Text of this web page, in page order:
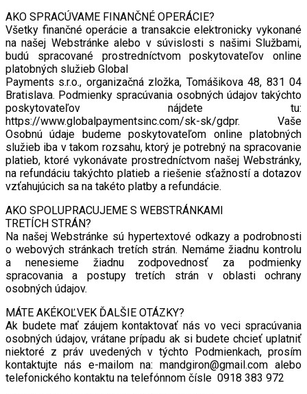
AKO SPRACÚVAME FINANČNÉ OPERÁCIE?
Všetky finančné operácie a transakcie elektronicky vykonané
na našej Webstránke alebo v súvislosti s našimi Službami,
budú spracované prostredníctvom poskytovateľov online
platobných služieb Global
Payments s.r.o., organizačná zložka, Tomášikova 48, 831 04
Bratislava. Podmienky spracúvania osobných údajov takýchto
poskytovateľov nájdete tu:
https://www.globalpaymentsinc.com/sk-sk/gdpr. Vaše
Osobnú údaje budeme poskytovateľom online platobných
služieb iba v takom rozsahu, ktorý je potrebný na spracovanie
platieb, ktoré vykonávate prostredníctvom našej Webstránky,
na refundáciu takýchto platieb a riešenie sťažností a dotazov
vzťahujúcich sa na takéto platby a refundácie.
AKO SPOLUPRACUJEME S WEBSTRÁNKAMI
TRETÍCH STRÁN?
Na našej Webstránke sú hypertextové odkazy a podrobnosti
o webových stránkach tretích strán. Nemáme žiadnu kontrolu
a nenesieme žiadnu zodpovednosť za podmienky
spracovania a postupy tretích strán v oblasti ochrany
osobných údajov.
MÁTE AKÉKOĽVEK ĎALŠIE OTÁZKY?
Ak budete mať záujem kontaktovať nás vo veci spracúvania
osobných údajov, vrátane prípadu ak si budete chcieť uplatniť
niektoré z práv uvedených v týchto Podmienkach, prosím
kontaktujte nás e-mailom na: mandgiron@gmail.com alebo
telefonického kontaktu na telefónnom čísle 0918 383 972